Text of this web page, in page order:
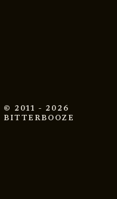
© 2011 - 2026
BITTERBOOZE